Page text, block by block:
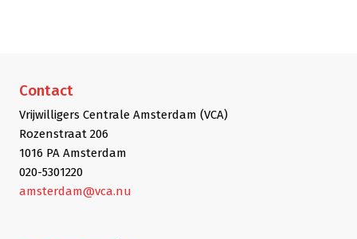
Contact
Vrijwilligers Centrale Amsterdam (VCA)
Rozenstraat 206
1016 PA Amsterdam
020-5301220
amsterdam@vca.nu